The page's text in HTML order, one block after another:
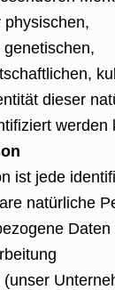
physischen,
dieser
werden
ist jede
natürliche
Daten